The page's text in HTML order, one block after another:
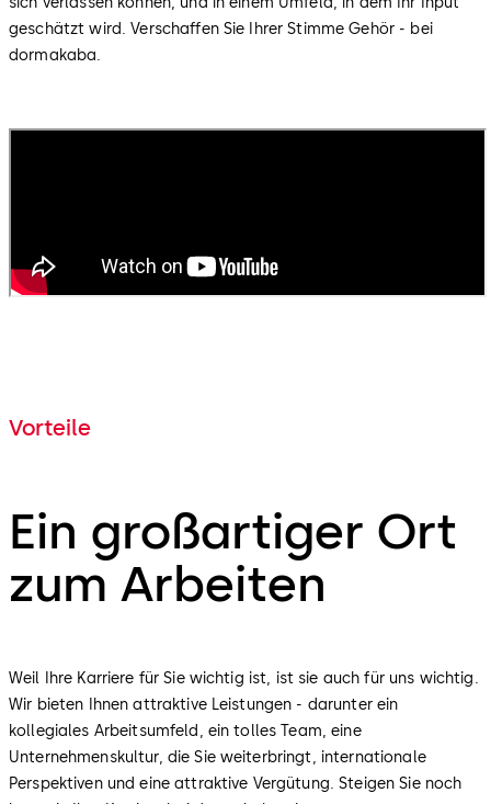
geschätzt wird. Verschaffen Sie Ihrer Stimme Gehör - bei
dormakaba.
Vorteile
Ein großartiger Ort
zum Arbeiten
Weil Ihre Karriere für Sie wichtig ist, ist sie auch für uns wichtig.
Wir bieten Ihnen attraktive Leistungen - darunter ein
kollegiales Arbeitsumfeld, ein tolles Team, eine
Unternehmenskultur, die Sie weiterbringt, internationale
Perspektiven und eine attraktive Vergütung. Steigen Sie noch